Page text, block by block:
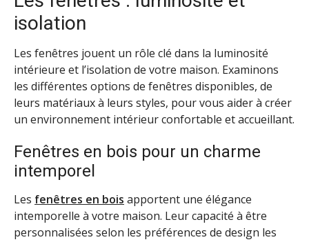
isolation
Les fenêtres jouent un rôle clé dans la luminosité
intérieure et l’isolation de votre maison. Examinons
les différentes options de fenêtres disponibles, de
leurs matériaux à leurs styles, pour vous aider à créer
un environnement intérieur confortable et accueillant.
Fenêtres en bois pour un charme
intemporel
Les fenêtres en bois apportent une élégance
intemporelle à votre maison. Leur capacité à être
personnalisées selon les préférences de design les